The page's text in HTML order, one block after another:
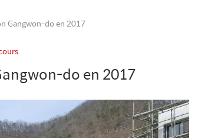
Gangwon-do en 2017
do en 2017